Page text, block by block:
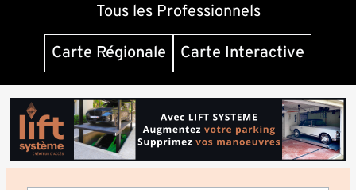
Tous les Professionnels
Carte Régionale
Carte Interactive